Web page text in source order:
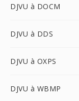
DJVU à DOCM
DJVU à DDS
DJVU à OXPS
DJVU à WBMP